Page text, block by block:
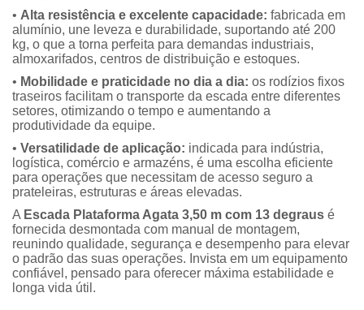
• Alta resistência e excelente capacidade: fabricada em
alumínio, une leveza e durabilidade, suportando até 200
kg, o que a torna perfeita para demandas industriais,
almoxarifados, centros de distribuição e estoques.
• Mobilidade e praticidade no dia a dia: os rodízios fixos
traseiros facilitam o transporte da escada entre diferentes
setores, otimizando o tempo e aumentando a
produtividade da equipe.
• Versatilidade de aplicação: indicada para indústria,
logística, comércio e armazéns, é uma escolha eficiente
para operações que necessitam de acesso seguro a
prateleiras, estruturas e áreas elevadas.
A Escada Plataforma Agata 3,50 m com 13 degraus é
fornecida desmontada com manual de montagem,
reunindo qualidade, segurança e desempenho para elevar
o padrão das suas operações. Invista em um equipamento
confiável, pensado para oferecer máxima estabilidade e
longa vida útil.